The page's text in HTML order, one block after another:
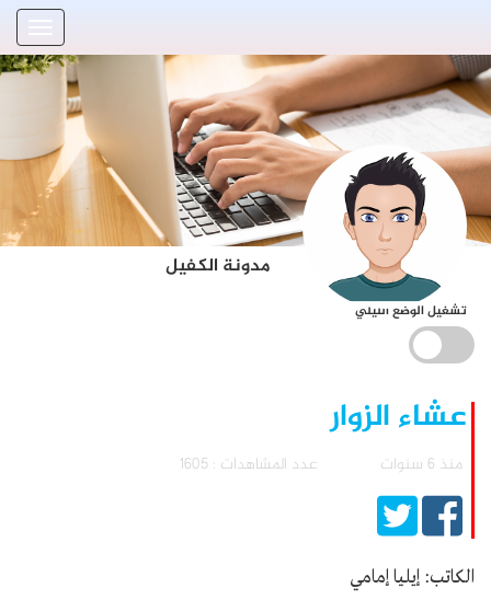
مدونة الكفيل
تشغيل الوضع الليلي
عشاء الزوار
منذ 6 سنوات عدد المشاهدات : 1605
الكاتب: إيليا إمامي